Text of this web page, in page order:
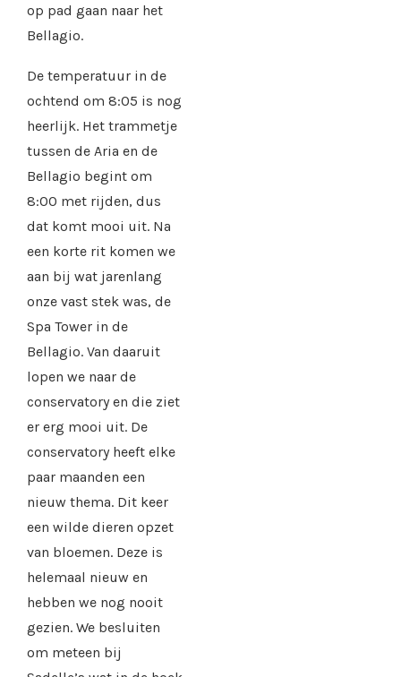
op pad gaan naar het
Bellagio.
De temperatuur in de
ochtend om 8:05 is nog
heerlijk. Het trammetje
tussen de Aria en de
Bellagio begint om
8:00 met rijden, dus
dat komt mooi uit. Na
een korte rit komen we
aan bij wat jarenlang
onze vast stek was, de
Spa Tower in de
Bellagio. Van daaruit
lopen we naar de
conservatory en die ziet
er erg mooi uit. De
conservatory heeft elke
paar maanden een
nieuw thema. Dit keer
een wilde dieren opzet
van bloemen. Deze is
helemaal nieuw en
hebben we nog nooit
gezien. We besluiten
om meteen bij